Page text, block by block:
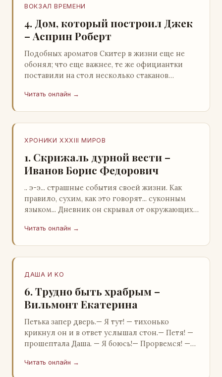
ВОКЗАЛ ВРЕМЕНИ
4. Дом, который построил Джек
– Асприн Роберт
Подобных ароматов Скитер в жизни еще не
обонял; что еще важнее, те же официантки
поставили на стол несколько стаканов
Скитер опрокин…
Читать онлайн →
ХРОНИКИ XXXIII МИРОВ
1. Скрижаль дурной вести –
Иванов Борис Федорович
.. э-э... страшные события своей жизни. Как
правило, сухим, как это говорят... суконным
языком... Дневник он скрывал от окружающих.
Читать онлайн →
ДАША И KO
6. Трудно быть храбрым –
Вильмонт Екатерина
Петька запер дверь.— Я тут! — тихонько
крикнул он и в ответ услышал стон.— Петя! —
прошептала Даша. — Я боюсь!— Прорвемся! —
…
Читать онлайн →